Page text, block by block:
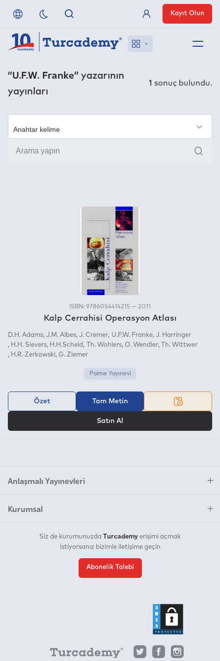
Referanslarımız
Uzaktan Erişim
Nasıl Erişirim
Üye Girişi
Kayıt Olun
“U.F.W. Franke” yazarının
yayınları
1 sonuç bulundu.
Ara
ISBN: 9786054414215 — 2011
Kalp Cerrahisi Operasyon Atlası
D.H. Adams J.M. Albes J. Cremer U.F.W. Franke J. Harringer
H.H. Sievers
H.H.Scheld Th. Wohlers O. Wendler
Th. Wittwer
H.R. Zerkowski G. Ziemer
Palme Yayınevi
Özet Tam Metin
Satın Al
Anlaşmalı Yayınevleri
Kurumsal
Siz de kurumunuzda Turcademy erişimi açmak
istiyorsanız bizimle iletişime geçin
Abonelik Talebi